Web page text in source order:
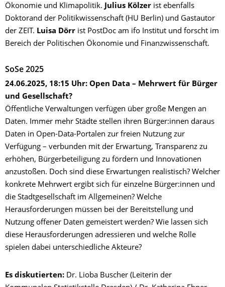
Ökonomie und Klimapolitik. Julius Kölzer ist ebenfalls
Doktorand der Politikwissenschaft (HU Berlin) und Gastautor
der ZEIT. Luisa Dörr ist PostDoc am ifo Institut und forscht im
Bereich der Politischen Ökonomie und Finanzwissenschaft.
SoSe 2025
24.06.2025, 18:15 Uhr: Open Data – Mehrwert für Bürger
und Gesellschaft?
Öffentliche Verwaltungen verfügen über große Mengen an
Daten. Immer mehr Städte stellen ihren Bürger:innen daraus
Daten in Open-Data-Portalen zur freien Nutzung zur
Verfügung – verbunden mit der Erwartung, Transparenz zu
erhöhen, Bürgerbeteiligung zu fördern und Innovationen
anzustoßen. Doch sind diese Erwartungen realistisch? Welcher
konkrete Mehrwert ergibt sich für einzelne Bürger:innen und
die Stadtgesellschaft im Allgemeinen? Welche
Herausforderungen müssen bei der Bereitstellung und
Nutzung offener Daten gemeistert werden? Wie lassen sich
diese Herausforderungen adressieren und welche Rolle
spielen dabei unterschiedliche Akteure?
Es diskutierten: Dr. Lioba Buscher (Leiterin der